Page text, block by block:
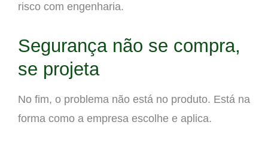
risco com engenharia.
Segurança não se compra,
se projeta
No fim, o problema não está no produto. Está na
forma como a empresa escolhe e aplica.